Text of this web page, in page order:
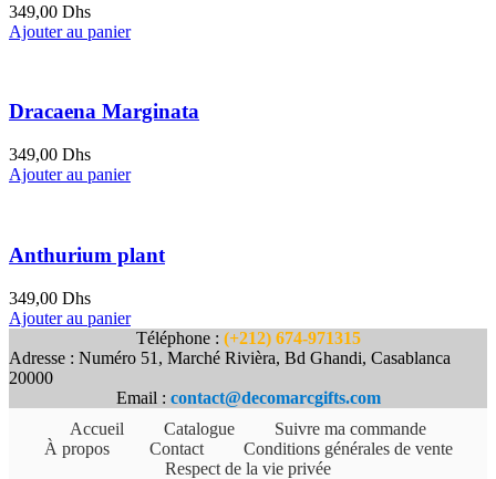
349,00 Dhs
Ajouter au panier
Dracaena Marginata
349,00 Dhs
Ajouter au panier
Anthurium plant
349,00 Dhs
Ajouter au panier
Téléphone : (+212) 674-971315
Adresse : Numéro 51, Marché Rivièra, Bd Ghandi, Casablanca
20000
Email : contact@decomarcgifts.com
Accueil
Catalogue
Suivre ma commande
À propos
Contact
Conditions générales de vente
Respect de la vie privée